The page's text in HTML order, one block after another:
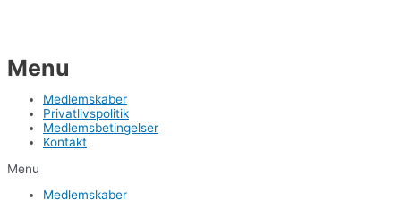
Menu
Medlemskaber
Privatlivspolitik
Medlemsbetingelser
Kontakt
Menu
Medlemskaber